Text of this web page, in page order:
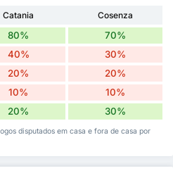
Catania
Cosenza
80% 70%
40% 30%
20% 20%
10% 10%
20% 30%
disputados em casa e fora de casa por